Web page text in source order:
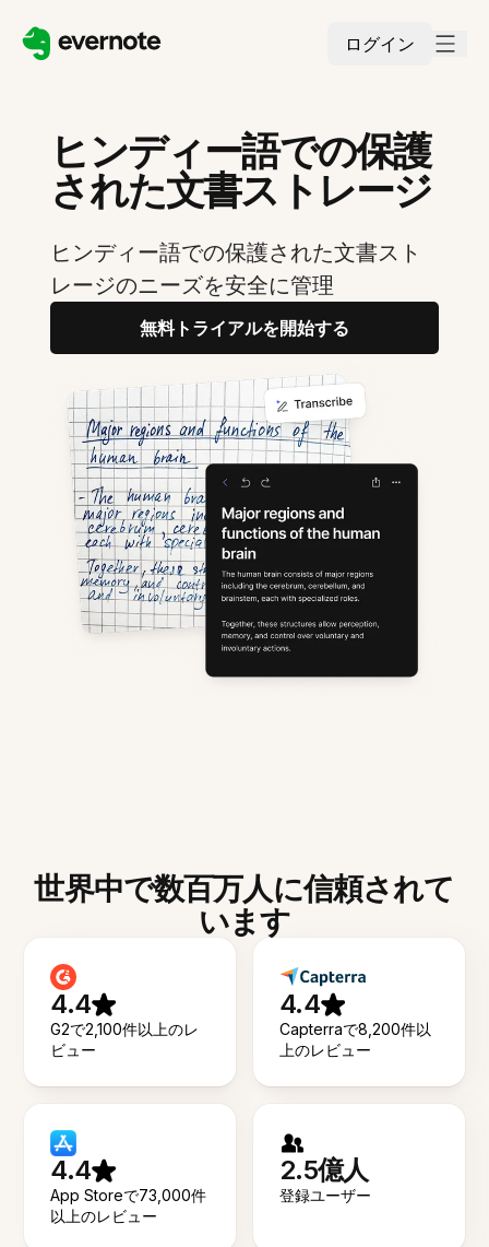
ログイン
ヒンディー語での保護
された文書ストレージ
ヒンディー語での保護された文書スト
レージのニーズを安全に管理
無料トライアルを開始する
世界中で数百万人に信頼されて
います
4.4
G2で2,100件以上のレ
ビュー
4.4
Capterraで8,200件以
上のレビュー
4.4
App Storeで73,000件
以上のレビュー
2.5億人
登録ユーザー